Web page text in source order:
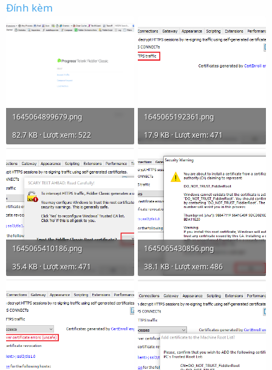
Đính kèm
1645064899679.png
82.7 KB · Lượt xem: 522
1645065192361.png
17.9 KB · Lượt xem: 471
1645065410186.png
35.4 KB · Lượt xem: 471
1645065430856.png
38.1 KB · Lượt xem: 486